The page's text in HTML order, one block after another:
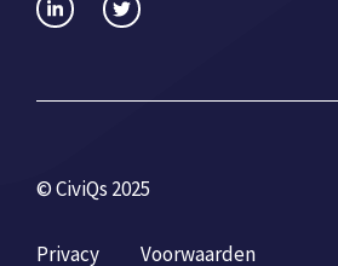
© CiviQs 2025
Privacy Voorwaarden